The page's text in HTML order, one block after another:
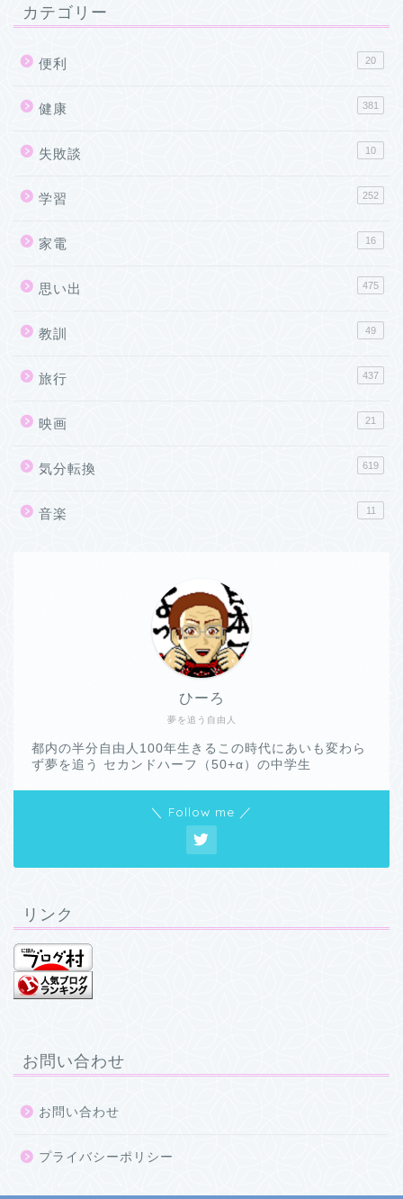
カテゴリー
便利 20
健康 381
失敗談 10
学習 252
家電 16
思い出 475
教訓 49
旅行 437
映画 21
気分転換 619
音楽 11
夢を追う自由人
ひーろ
都内の半分自由人100年生きるこの時代にあいも変わら
ず夢を追う セカンドハーフ（50+α）の中学生
＼ Follow me ／
リンク
お問い合わせ
お問い合わせ
プライバシーポリシー